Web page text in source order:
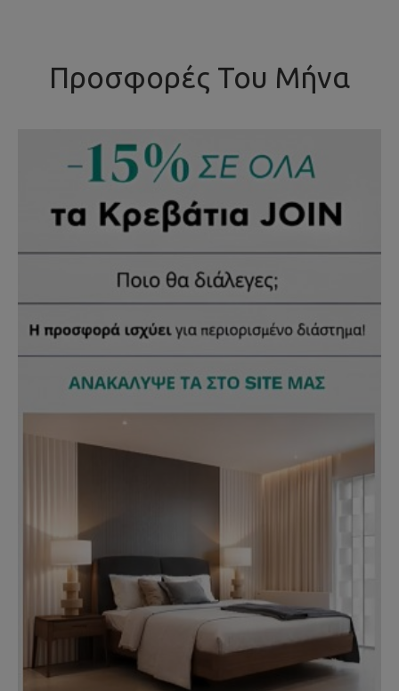
Προσφορές Του Μήνα